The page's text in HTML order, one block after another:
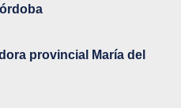
provincial María del